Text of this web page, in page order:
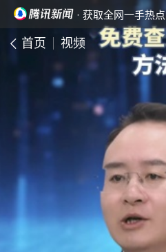
· 获取全网一手热点
首页 视频